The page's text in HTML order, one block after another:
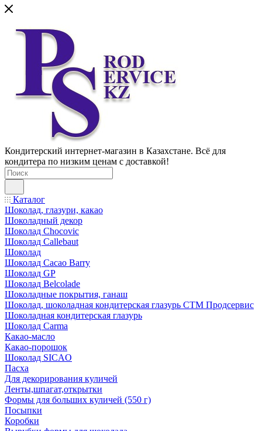
Кондитерский интернет-магазин в Казахстане. Всё для
кондитера по низким ценам с доставкой!
Каталог
Шоколад, глазури, какао
Шоколадный декор
Шоколад Chocovic
Шоколад Callebaut
Шоколад
Шоколад Cacao Barry
Шоколад GP
Шоколад Belcolade
Шоколадные покрытия, ганаш
Шоколад, шоколадная кондитерская глазурь СТМ Продсервис
Шоколадная кондитерская глазурь
Шоколад Carma
Какао-масло
Какао-порошок
Шоколад SICAO
Пасха
Для декорирования куличей
Ленты,шпагат,открытки
Формы для больших куличей (550 г)
Посыпки
Коробки